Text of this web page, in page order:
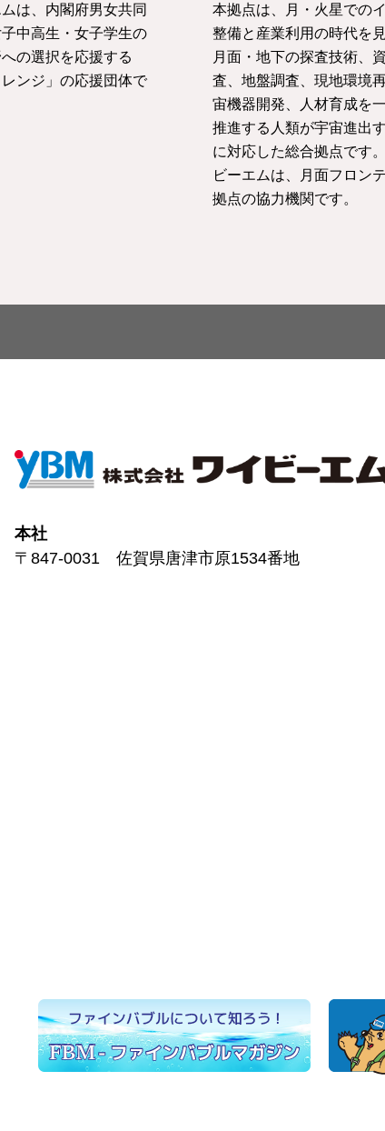
は、内閣府男女共同
中高生・女子学生の
の選択を応援する
ンジ」の応援団体で
本拠点は、月・火星での
整備と産業利用の時代を見
月面・地下の探査技術、
査、地盤調査、現地環境
宙機器開発、人材育成を
推進する人類が宇宙進出
に対応した総合拠点です
ビーエムは、月面フロン
拠点の協力機関です。
本社
〒847-0031 佐賀県唐津市原1534番地